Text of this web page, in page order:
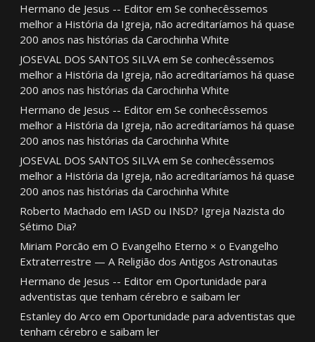
Hermano de Jesus -- Editorem Se conhecêssemos
melhor a História da Igreja, não acreditaríamos há quase
200 anos nas histórias da Carochinha White
JOSEVAL DOS SANTOS SILVAem Se conhecêssemos
melhor a História da Igreja, não acreditaríamos há quase
200 anos nas histórias da Carochinha White
Hermano de Jesus -- Editorem Se conhecêssemos
melhor a História da Igreja, não acreditaríamos há quase
200 anos nas histórias da Carochinha White
JOSEVAL DOS SANTOS SILVAem Se conhecêssemos
melhor a História da Igreja, não acreditaríamos há quase
200 anos nas histórias da Carochinha White
Roberto Machado em IASD ou INSD? Igreja Nazista do
Sétimo Dia?
Miriam Porcão em O Evangelho Eterno × o Evangelho
Extraterrestre — A Religião dos Antigos Astronautas
Hermano de Jesus -- Editorem Oportunidade para
adventistas que tenham cérebro e saibam ler
Estanley do Arco em Oportunidade para adventistas que
tenham cérebro e saibam ler